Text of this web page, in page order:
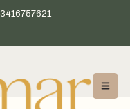
3416757621